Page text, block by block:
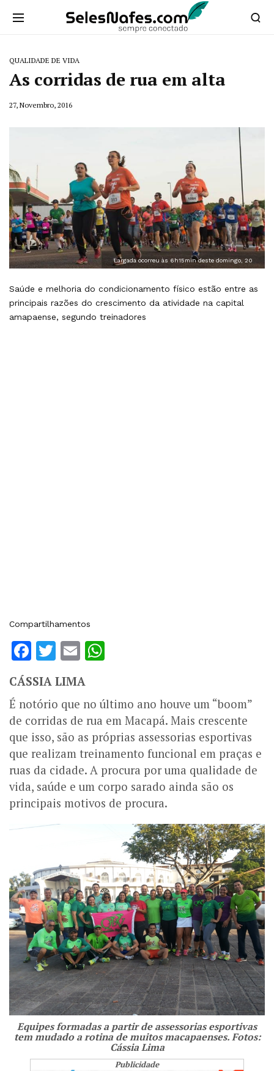
QUALIDADE DE VIDA
As corridas de rua em alta
27, Novembro, 2016
Largada ocorreu às 6h15min deste domingo, 20
Saúde e melhoria do condicionamento físico estão entre as
principais razões do crescimento da atividade na capital
amapaense, segundo treinadores
Compartilhamentos
Facebook
Twitter
Email
CÁSSIA LIMA
É notório que no último ano houve um “boom”
de corridas de rua em Macapá. Mais crescente
que isso, são as próprias assessorias esportivas
que realizam treinamento funcional em praças e
ruas da cidade. A procura por uma qualidade de
vida, saúde e um corpo sarado ainda são os
principais motivos de procura.
Equipes formadas a partir de assessorias esportivas
tem mudado a rotina de muitos macapaenses. Fotos:
Cássia Lima
Publicidade